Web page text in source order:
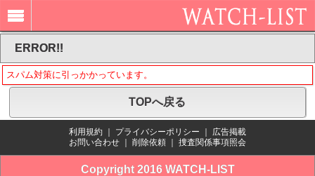
ERROR!!
スパム対策に引っかかっています。
TOPへ戻る
利用規約 プライバシーポリシー
広告掲載
お問い合わせ
削除依頼 捜査関係事項照会
Copyright 2016 WATCH-LIST